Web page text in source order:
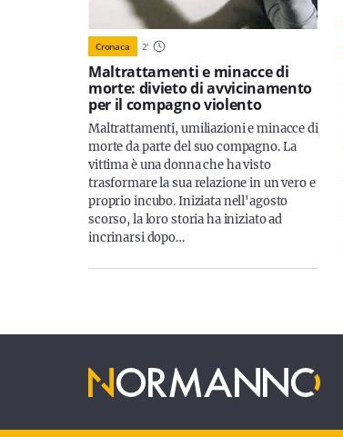
Cronaca 2'
Maltrattamenti e minacce di
morte: divieto di avvicinamento
per il compagno violento
Maltrattamenti, umiliazioni e minacce di
morte da parte del suo compagno. La
vittima è una donna che ha visto
trasformare la sua relazione in un vero e
proprio incubo. Iniziata nell'agosto
scorso, la loro storia ha iniziato ad
incrinarsi dopo…